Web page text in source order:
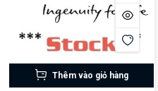
Thêm vào giỏ hàng